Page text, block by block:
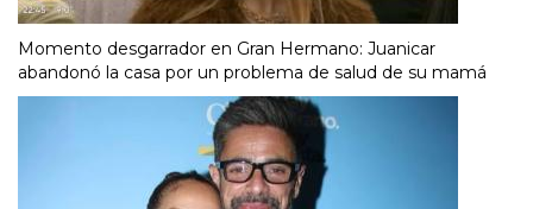
Momento desgarrador en Gran Hermano: Juanicar
abandonó la casa por un problema de salud de su mamá